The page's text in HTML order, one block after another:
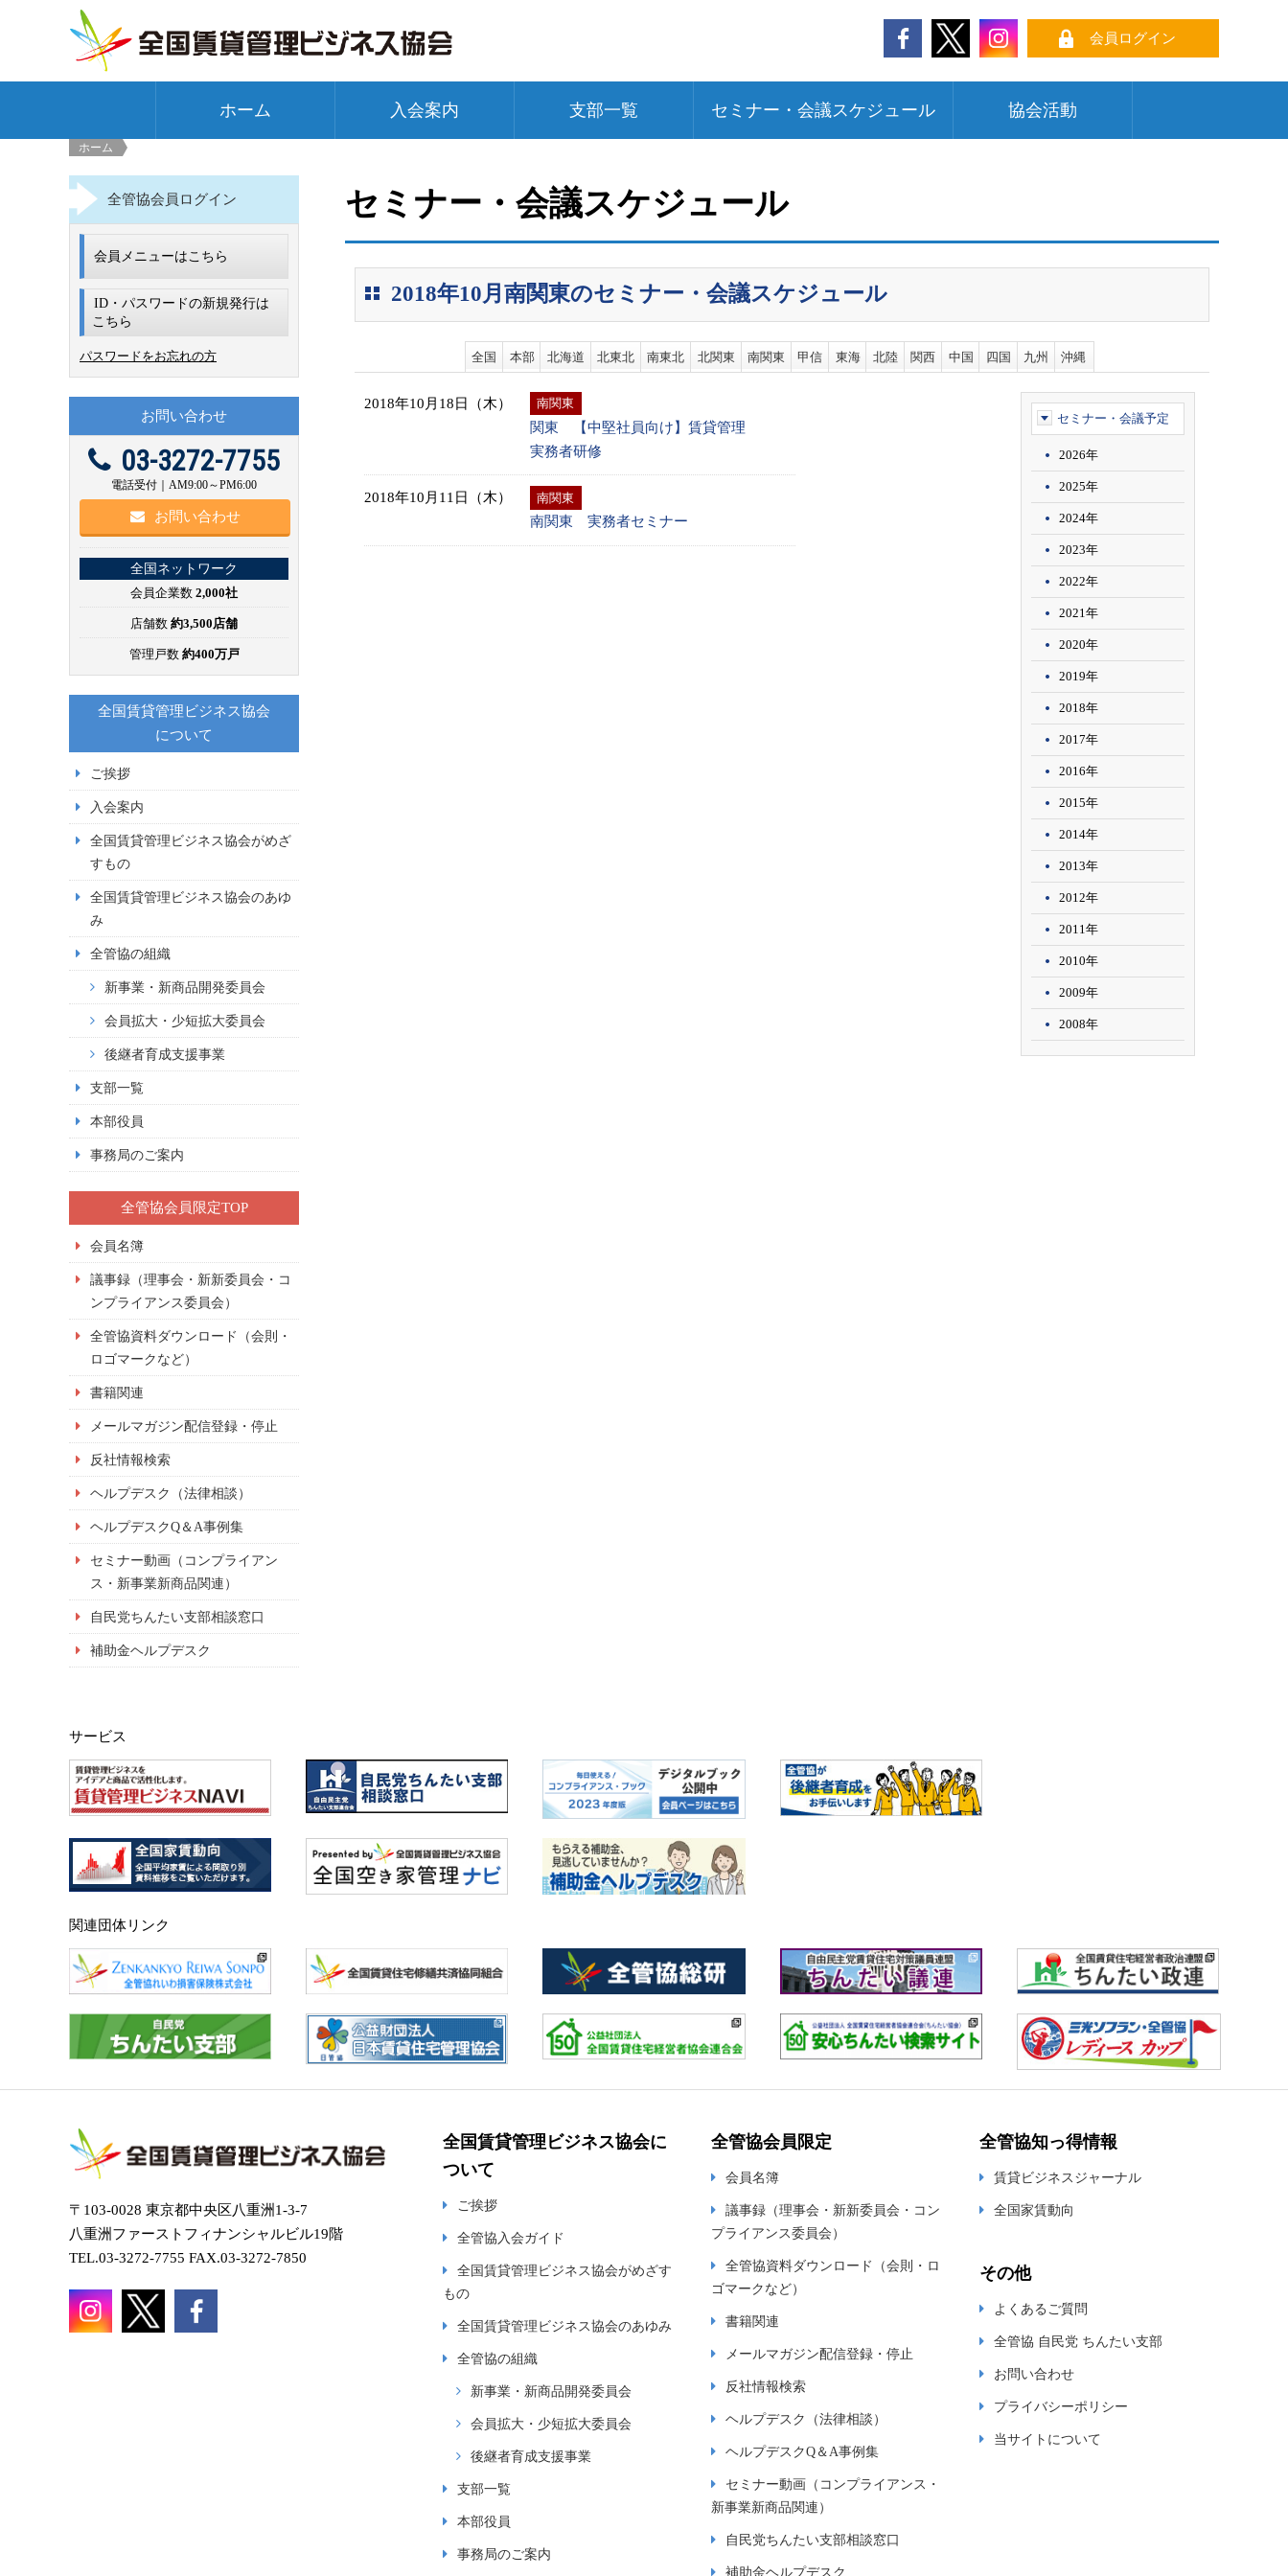
会員ログイン
ホーム 入会案内 支部一覧 セミナー・会議スケジュール 協会活動
ホーム
セミナー・会議スケジュール
2018年10月南関東のセミナー・会議スケジュール
全国 本部 北海道 北東北 南東北 北関東 南関東 甲信 東海 北陸 関西 中国 四国 九州 沖縄
2018年10月18日（木） 南関東
関東 【中堅社員向け】賃貸管理
実務者研修
2018年10月11日（木） 南関東
南関東 実務者セミナー
セミナー・会議予定
2026年
2025年
2024年
2023年
2022年
2021年
2020年
2019年
2018年
2017年
2016年
2015年
2014年
2013年
2012年
2011年
2010年
2009年
2008年
全管協会員ログイン
会員メニューはこちら
ID・パスワードの新規発行は
こちら
パスワードをお忘れの方
お問い合わせ
03-3272-7755
電話受付｜AM9:00～PM6:00
お問い合わせ
全国ネットワーク
会員企業数 2,000社
店舗数 約3,500店舗
管理戸数 約400万戸
全国賃貸管理ビジネス協会
について
ご挨拶
入会案内
全国賃貸管理ビジネス協会がめざ
すもの
全国賃貸管理ビジネス協会のあゆ
み
全管協の組織
新事業・新商品開発委員会
会員拡大・少短拡大委員会
後継者育成支援事業
支部一覧
本部役員
事務局のご案内
全管協会員限定TOP
会員名簿
議事録（理事会・新新委員会・コ
ンプライアンス委員会）
全管協資料ダウンロード（会則・
ロゴマークなど）
書籍関連
メールマガジン配信登録・停止
反社情報検索
ヘルプデスク（法律相談）
ヘルプデスクQ＆A事例集
セミナー動画（コンプライアン
ス・新事業新商品関連）
自民党ちんたい支部相談窓口
補助金ヘルプデスク
サービス
関連団体リンク
〒103-0028 東京都中央区八重洲1-3-7
八重洲ファーストフィナンシャルビル19階
TEL.03-3272-7755 FAX.03-3272-7850
全国賃貸管理ビジネス協会に
ついて
ご挨拶
全管協入会ガイド
全国賃貸管理ビジネス協会がめざす
もの
全国賃貸管理ビジネス協会のあゆみ
全管協の組織
新事業・新商品開発委員会
会員拡大・少短拡大委員会
後継者育成支援事業
支部一覧
本部役員
事務局のご案内
全管協会員限定
会員名簿
議事録（理事会・新新委員会・コン
プライアンス委員会）
全管協資料ダウンロード（会則・ロ
ゴマークなど）
書籍関連
メールマガジン配信登録・停止
反社情報検索
ヘルプデスク（法律相談）
ヘルプデスクQ＆A事例集
セミナー動画（コンプライアンス・
新事業新商品関連）
自民党ちんたい支部相談窓口
補助金ヘルプデスク
全管協知っ得情報
賃貸ビジネスジャーナル
全国家賃動向
その他
よくあるご質問
全管協 自民党 ちんたい支部
お問い合わせ
プライバシーポリシー
当サイトについて